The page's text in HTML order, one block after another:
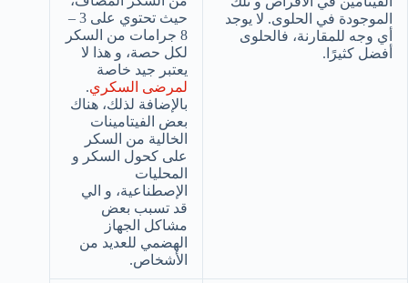
الموجودة في الحلوى. لا يوجد
أي وجه للمقارنة، فالحلوى
أفضل كثيرًا.
حيث تحتوي على 3 –
8 جرامات من السكر
لكل حصة، و هذا لا
يعتبر جيد خاصة
لمرضى السكري.
بالإضافة لذلك، هناك
بعض الفيتامينات
الخالية من السكر
على كحول السكر و
المحليات
الإصطناعية، و الي
قد تسبب بعض
مشاكل الجهاز
الهضمي للعديد من
الأشخاص.